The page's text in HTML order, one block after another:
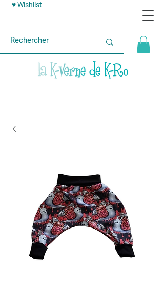
♥ Wishlist